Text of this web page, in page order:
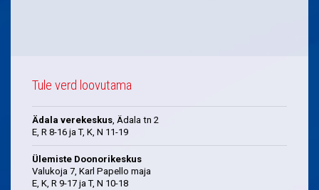
Tule verd loovutama
Ädala verekeskus, Ädala tn 2
E, R 8-16 ja T, K, N 11-19
Ülemiste Doonorikeskus
Valukoja 7, Karl Papello maja
E, K, R 9-17 ja T, N 10-18